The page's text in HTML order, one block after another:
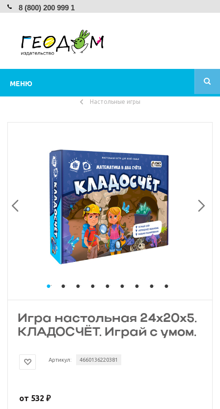
8 (800) 200 999 1
МЕНЮ
Настольные игры
Игра настольная 24х20х5.
КЛАДОСЧЁТ. Играй с умом.
Артикул: 4660136220381
от 532 ₽